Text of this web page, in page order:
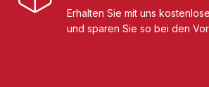
Erhalten Sie mit uns
und sparen Sie so bei den